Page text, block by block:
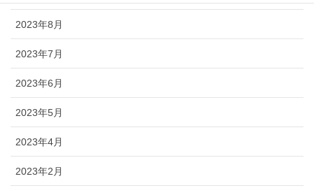
2023年8月
2023年7月
2023年6月
2023年5月
2023年4月
2023年2月